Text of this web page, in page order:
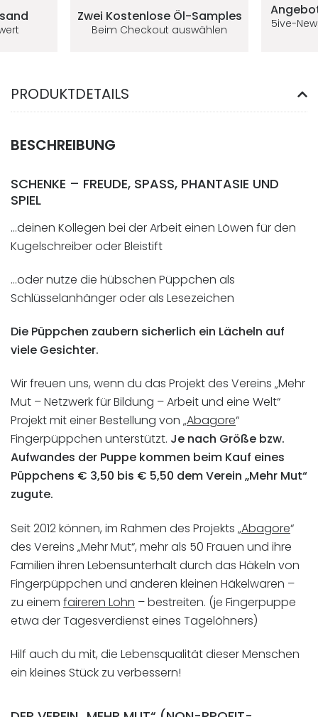
Zwei Kostenlose Öl-Samples
Beim Checkout auswählen 5ive-
PRODUKTDETAILS
BESCHREIBUNG
SCHENKE – FREUDE, SPASS, PHANTASIE UND S
PIEL
…deinen Kollegen bei der Arbeit einen Löwen für den
Kugelschreiber oder Bleistift
…oder nutze die hübschen Püppchen als
Schlüsselanhänger oder als Lesezeichen
Die Püppchen zaubern sicherlich ein Lächeln auf
viele Gesichter.
Wir freuen uns, wenn du das Projekt des Vereins „Mehr
Mut – Netzwerk für Bildung – Arbeit und eine Welt“
Projekt mit einer Bestellung von „Abagore“
Fingerpüppchen unterstützt. Je nach Größe bzw.
Aufwandes der Puppe kommen beim Kauf eines
Püppchens € 3,50 bis € 5,50 dem Verein „Mehr Mut“
zugute.
Seit 2012 können, im Rahmen des Projekts „Abagore“
des Vereins „Mehr Mut“, mehr als 50 Frauen und ihre
Familien ihren Lebensunterhalt durch das Häkeln von
Fingerpüppchen und anderen kleinen Häkelwaren –
zu einem faireren Lohn – bestreiten. (je Fingerpuppe
etwa der Tagesverdienst eines Tagelöhners)
Hilf auch du mit, die Lebensqualität dieser Menschen
ein kleines Stück zu verbessern!